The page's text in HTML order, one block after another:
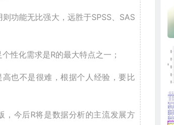
功能无比强大，远胜于SPSS、SAS
性化需求是R的最大特点之一；
也不是很难，根据个人经验，要比
，今后R将是数据分析的主流发展方